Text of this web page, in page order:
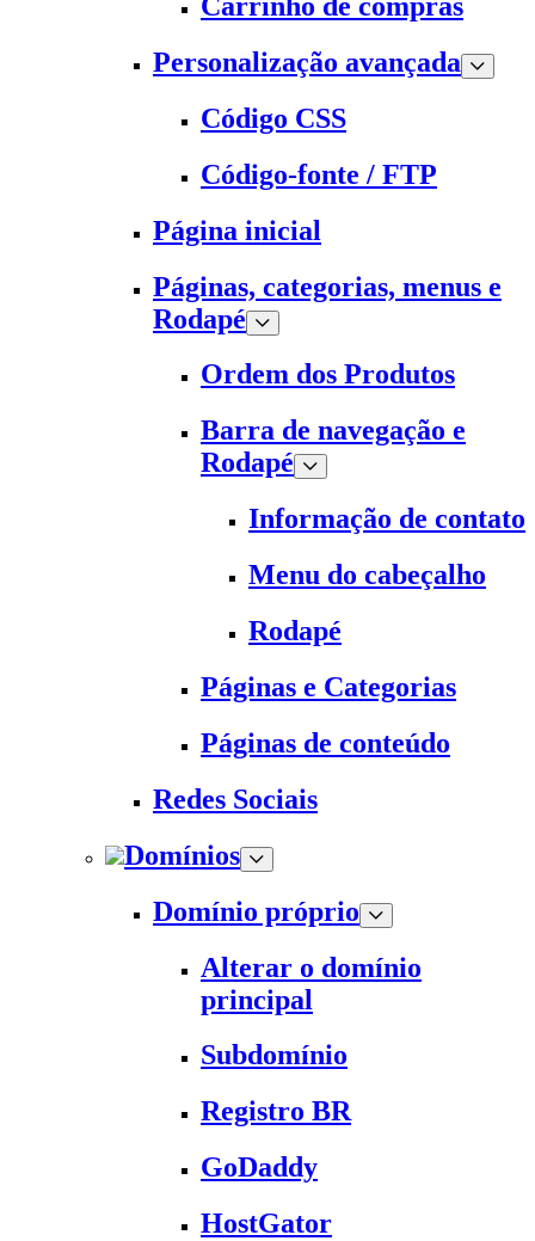
Personalização avançada
Código CSS
Código-fonte / FTP
Página inicial
Páginas, categorias, menus e
Rodapé
Ordem dos Produtos
Barra de navegação e
Rodapé
Informação de contato
Menu do cabeçalho
Rodapé
Páginas e Categorias
Páginas de conteúdo
Redes Sociais
Domínios
Domínio próprio
Alterar o domínio
principal
Subdomínio
Registro BR
GoDaddy
HostGator